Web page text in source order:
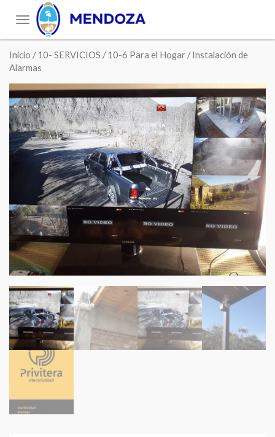
Toggle
navigation
Inicio /10- SERVICIOS /10-6 Para el Hogar / Instalación de
Alarmas